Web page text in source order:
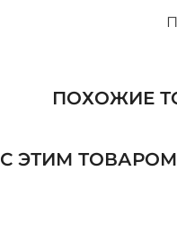
ПОХОЖИЕ
С ЭТИМ